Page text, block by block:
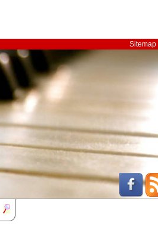
Sitemap